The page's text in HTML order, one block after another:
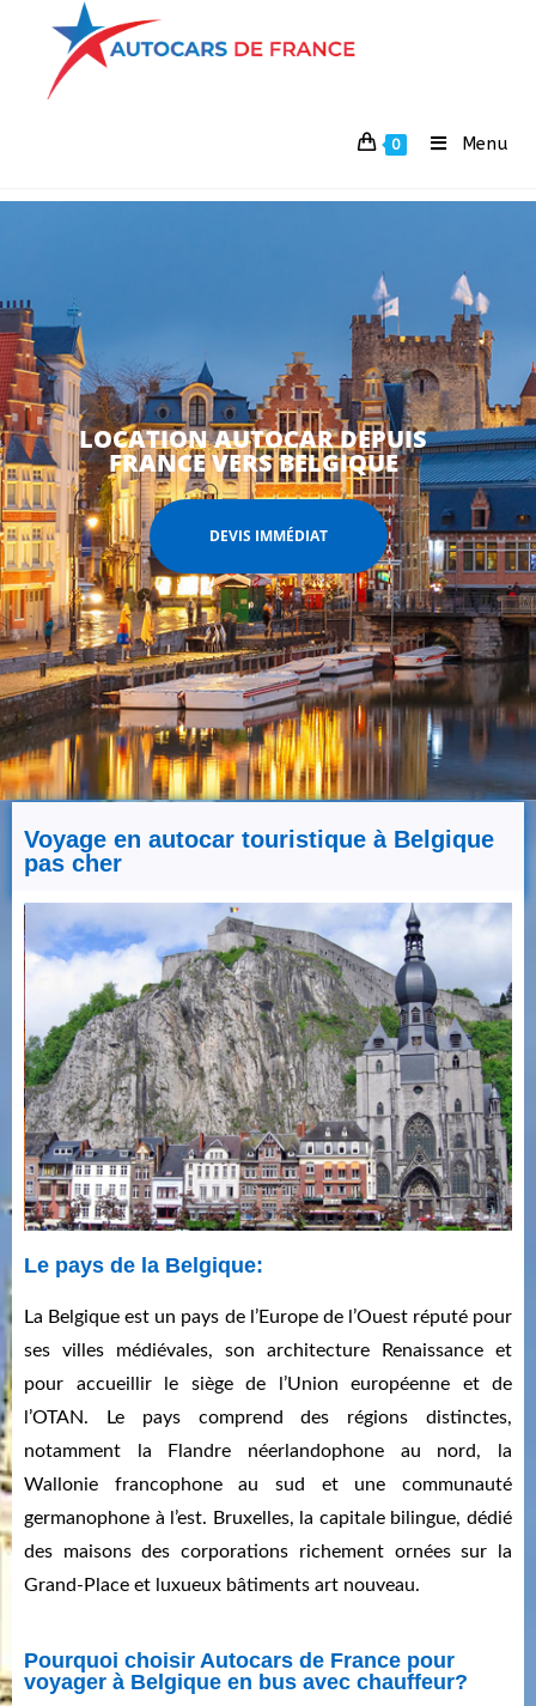
0 Menu
LOCATION AUTOCAR DEPUIS
FRANCE VERS BELGIQUE
DEVIS IMMÉDIAT
Voyage en autocar touristique à Belgique
pas cher
Le pays de la Belgique:
La Belgique est un pays de l’Europe de l’Ouest réputé pour
ses villes médiévales, son architecture Renaissance et
pour accueillir le siège de l’Union européenne et de
l’OTAN. Le pays comprend des régions distinctes,
notamment la Flandre néerlandophone au nord, la
Wallonie francophone au sud et une communauté
germanophone à l’est. Bruxelles, la capitale bilingue, dédié
des maisons des corporations richement ornées sur la
Grand-Place et luxueux bâtiments art nouveau.
Pourquoi choisir Autocars de France pour
voyager à Belgique en bus avec chauffeur?